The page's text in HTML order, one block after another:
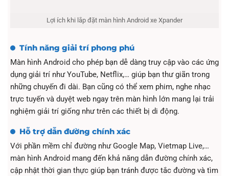
Lợi ích khi lắp đặt màn hình Android xe Xpander
Tính năng giải trí phong phú
Màn hình Android cho phép bạn dễ dàng truy cập vào các ứng
dụng giải trí như YouTube, Netflix,… giúp bạn thư giãn trong
những chuyến đi dài. Bạn cũng có thể xem phim, nghe nhạc
trực tuyến và duyệt web ngay trên màn hình lớn mang lại trải
nghiệm giải trí giống như trên các thiết bị di động.
Hỗ trợ dẫn đường chính xác
Với phần mềm chỉ đường như Google Map, Vietmap Live,…
màn hình Android mang đến khả năng dẫn đường chính xác,
cập nhật thời gian thực giúp bạn tránh được tắc đường và tìm